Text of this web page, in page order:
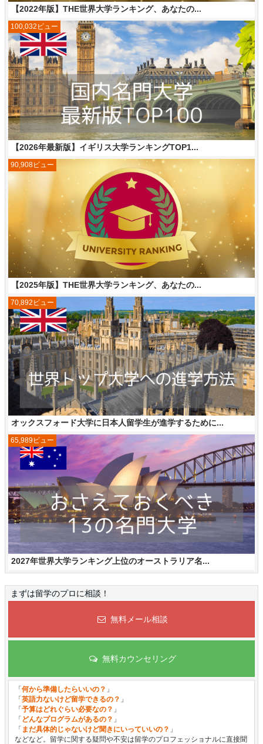
【2022年版】THE世界大学ランキング、あなたの...
【2026年最新版】イギリス大学ランキングTOP1...
100,032ビュー
【2025年版】THE世界大学ランキング、あなたの...
90,908ビュー
オックスフォード大学に日本人留学生が進学するために...
70,892ビュー
2027年世界大学ランキング上位のオーストラリア名...
65,989ビュー
まずは留学のプロに相談！
無料メール相談
無料カウンセリング
「何から準備したらいいの？ 」
「英語力ないけど留学できるの？ 」
「予算はどれぐらい必要なの？ 」
「 どんなプログラムがあるの？ 」
「 まだ具体的じゃないけど聞きにいっていいの？ 」
などなど。留学に関する疑問や不安は留学のプロフェッショナルに直接聞